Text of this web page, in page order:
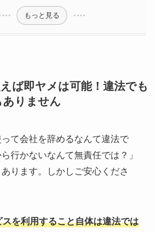
もっと見る
ば即ヤメは可能！違法でも
りません
って会社を辞めるなんて違法で
行かないなんて無責任では？」
ります。しかしご安心くださ
を利用すること自体は違法では